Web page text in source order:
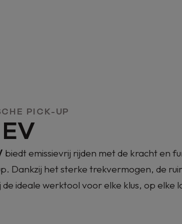
Beschikbaar in Private
PICK-UP
biedt emissievrij rijden met de kracht en
Dankzij het sterke trekvermogen, de
de ideale werktool voor elke klus, op elke